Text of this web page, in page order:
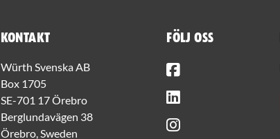
Kontakt
Würth Svenska AB
Box 1705
SE-701 17 Örebro
Berglundavägen 38
Örebro, Sweden
Följ oss